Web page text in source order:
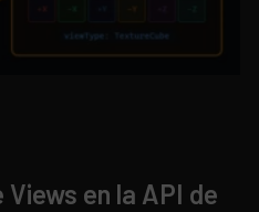
en la API de